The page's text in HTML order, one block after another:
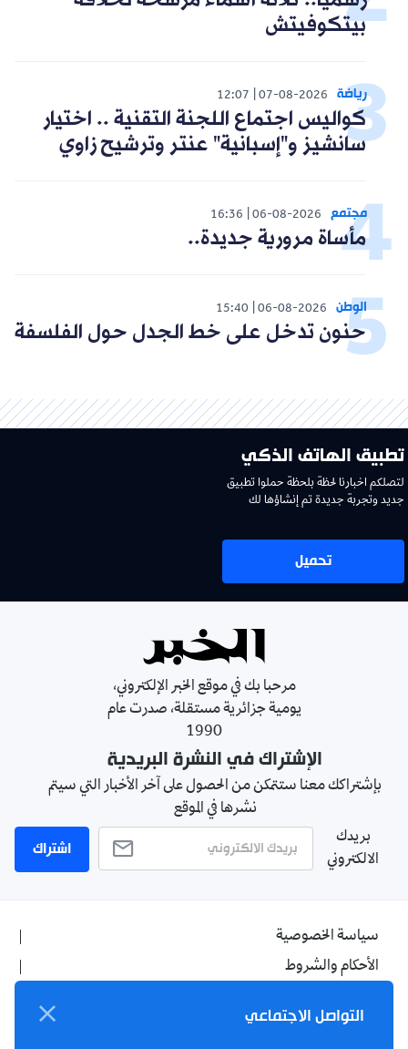
بيتكوفيتش
رياضة 07-08-2026
12:07
كواليس اجتماع اللجنة التقنية .. اختيار
سانشيز و"إسبانية" عنتر وترشيح زاوي
مجتمع 06-08-2026
16:36
مأساة مرورية جديدة..
الوطن 06-08-2026
15:40
حنون تدخل على خط الجدل حول الفلسفة
تطبيق الهاتف الذكي
لتصلكم اخبارنا لحظة بلحظة حملوا تطبيق
جديد وتجربة جديدة تم إنشاؤها لك
تحميل
مرحبا بك في موقع الخبر الإلكتروني،
يومية جزائرية مستقلة، صدرت عام
1990
الإشتراك في النشرة البريدية
بإشتراكك معنا ستتمكن من الحصول على آخر الأخبار التي سيتم
نشرها في الموقع
بريدك
الالكتروني
اشتراك
سياسة الخصوصية
الأحكام والشروط
اتصل بنا
التواصل الاجتماعي